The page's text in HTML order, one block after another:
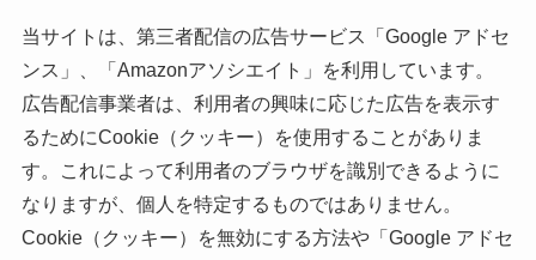
当サイトは、第三者配信の広告サービス「Google アドセ
ンス」、「Amazonアソシエイト」を利用しています。
広告配信事業者は、利用者の興味に応じた広告を表示す
るためにCookie（クッキー）を使用することがありま
す。これによって利用者のブラウザを識別できるように
なりますが、個人を特定するものではありません。
Cookie（クッキー）を無効にする方法や「Google アドセ